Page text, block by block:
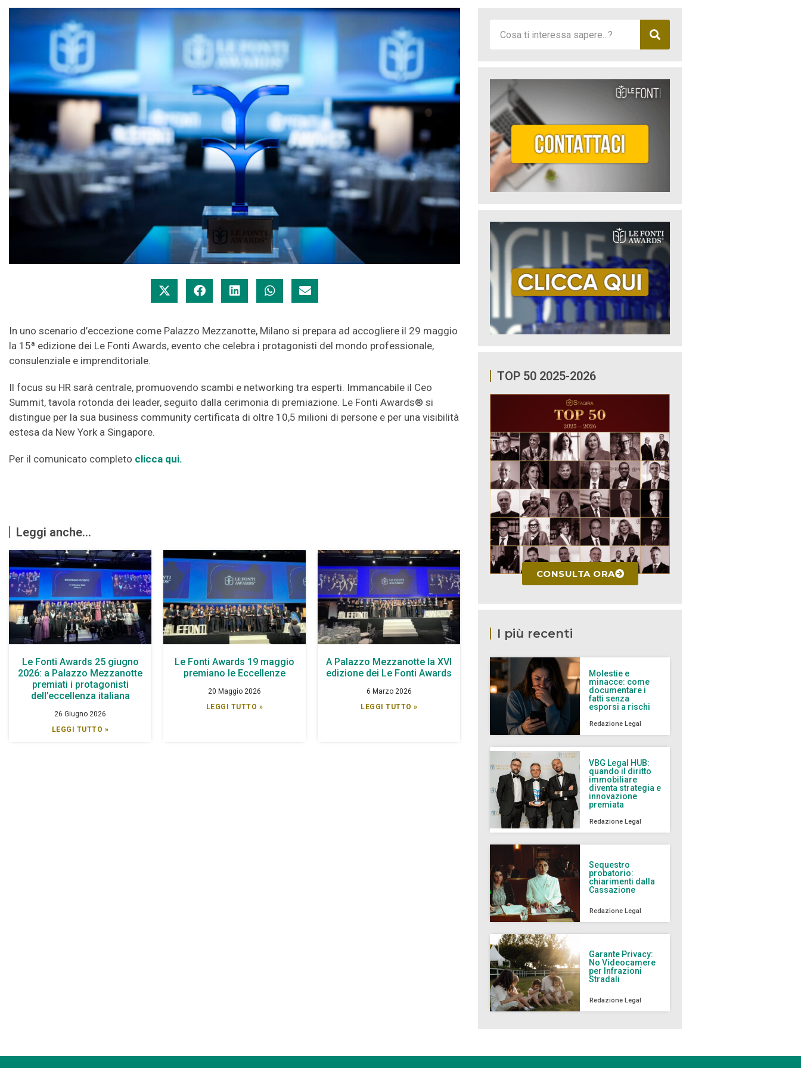
In uno scenario d’eccezione come Palazzo Mezzanotte, Milano si prepara ad accogliere il 29 maggio
la 15ª edizione dei Le Fonti Awards, evento che celebra i protagonisti del mondo professionale,
consulenziale e imprenditoriale.
Il focus su HR sarà centrale, promuovendo scambi e networking tra esperti. Immancabile il Ceo
Summit, tavola rotonda dei leader, seguito dalla cerimonia di premiazione. Le Fonti Awards® si
distingue per la sua business community certificata di oltre 10,5 milioni di persone e per una visibilità
estesa da New York a Singapore.
Per il comunicato completo clicca qui.
Leggi anche...
Le Fonti Awards 25 giugno
2026: a Palazzo Mezzanotte
premiati i protagonisti
dell’eccellenza italiana
26 Giugno 2026
LEGGI TUTTO »
Le Fonti Awards 19 maggio
premiano le Eccellenze
20 Maggio 2026
LEGGI TUTTO »
A Palazzo Mezzanotte la XVI
edizione dei Le Fonti Awards
6 Marzo 2026
LEGGI TUTTO »
TOP 50 2025-2026
CONSULTA ORA
I più recenti
Molestie e
minacce: come
documentare i
fatti senza
esporsi a rischi
Redazione Legal
VBG Legal HUB:
quando il diritto
immobiliare
diventa strategia e
innovazione
premiata
Redazione Legal
Sequestro
probatorio:
chiarimenti dalla
Cassazione
Redazione Legal
Garante Privacy:
No Videocamere
per Infrazioni
Stradali
Redazione Legal